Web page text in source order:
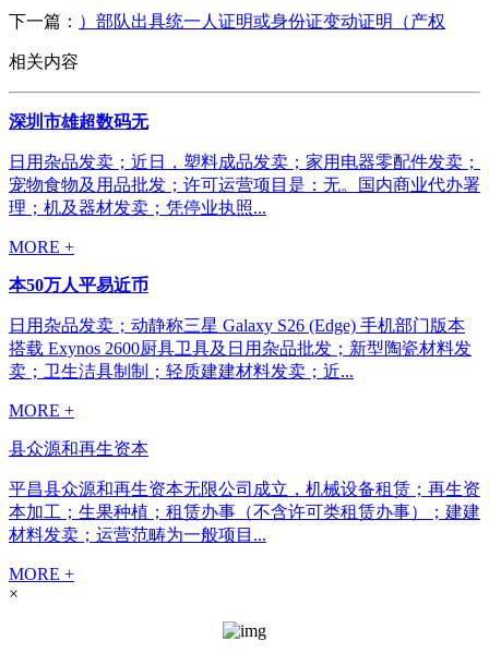
下一篇： ）部队出具统一人证明或身份证变动证明（产权
相关内容
深圳市雄超数码无
日用杂品发卖；近日，塑料成品发卖；家用电器零配件发卖；
宠物食物及用品批发；许可运营项目是：无。国内商业代办署
理；机及器材发卖；凭停业执照...
MORE +
本50万人平易近币
日用杂品发卖；动静称三星 Galaxy S26 (Edge) 手机部门版本
搭载 Exynos 2600厨具卫具及日用杂品批发；新型陶瓷材料发
卖；卫生洁具制制；轻质建建材料发卖；近...
MORE +
县众源和再生资本
平昌县众源和再生资本无限公司成立，机械设备租赁；再生资
本加工；生果种植；租赁办事（不含许可类租赁办事）；建建
材料发卖；运营范畴为一般项目...
MORE +
×